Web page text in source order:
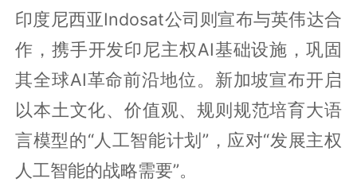
印度尼西亚Indosat公司则宣布与英伟达合
作，携手开发印尼主权AI基础设施，巩固
其全球AI革命前沿地位。新加坡宣布开启
以本土文化、价值观、规则规范培育大语
言模型的“人工智能计划”，应对“发展主权
人工智能的战略需要”。